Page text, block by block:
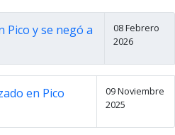
Pico y se negó a
08 Febrero
2026
en Pico
09 Noviembre
2025